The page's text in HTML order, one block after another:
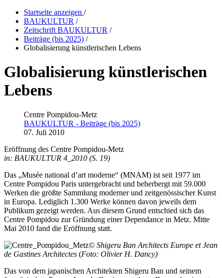
Startseite anzeigen /
BAUKULTUR /
Zeitschrift BAUKULTUR /
Beiträge (bis 2025) /
Globalisierung künstlerischen Lebens
Globalisierung künstlerischen
Lebens
Centre Pompidou-Metz
BAUKULTUR - Beiträge (bis 2025)
07. Juli 2010
Eröffnung des Centre Pompidou-Metz
in: BAUKULTUR 4_2010 (S. 19)
Das „Musée national d’art moderne“ (MNAM) ist seit 1977 im
Centre Pompidou Paris untergebracht und beherbergt mit 59.000
Werken die größte Sammlung moderner und zeitgenössischer Kunst
in Europa. Lediglich 1.300 Werke können davon jeweils dem
Publikum gezeigt werden. Aus diesem Grund entschied sich das
Centre Pompidou zur Gründung einer Dependance in Metz. Mitte
Mai 2010 fand die Eröffnung statt.
© Shigeru Ban Architects Europe et Jean
de Gastines Architectes (Foto: Olivier H. Dancy)
Das von dem japanischen Architekten Shigeru Ban und seinem